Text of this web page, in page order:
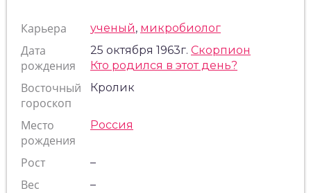
Карьера ученый, микробиолог
Дата
рождения
25 октября 1963г. Скорпион
Кто родился в этот день?
Восточный
гороскоп
Кролик
Место
рождения
Россия
Рост –
Вес –